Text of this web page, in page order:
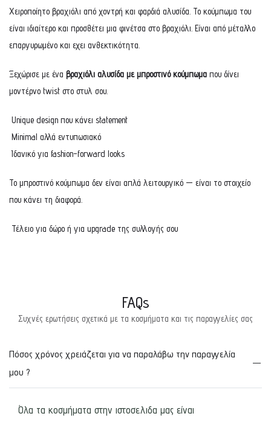
Χειροποίητο βραχιόλι από χοντρή και φαρδιά αλυσίδα. Το κούμπωμα του
είναι ιδιαίτερο και προσθέτει μια φινέτσα στο βραχιόλι. Είναι από μέταλλο
επαργυρωμένο και εχει ανθεκτικότητα.
Ξεχώρισε με ένα βραχιόλι αλυσίδα με μπροστινό κούμπωμα που δίνει
μοντέρνο twist στο στυλ σου.
Unique design που κάνει statement
Minimal αλλά εντυπωσιακό
Ιδανικό για fashion-forward looks
Το μπροστινό κούμπωμα δεν είναι απλά λειτουργικό — είναι το στοιχείο
που κάνει τη διαφορά.
Τέλειο για δώρο ή για upgrade της συλλογής σου
FAQs
Συχνές ερωτήσεις σχετικά με τα κοσμήματα και τις παραγγελίες σας
Πόσος χρόνος χρειάζεται για να παραλάβω την παραγγελία
μου ?
Όλα τα κοσμήματα στην ιστοσελιδα μας είναι